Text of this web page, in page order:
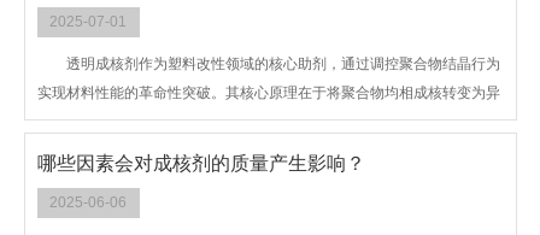
2025-07-01
透明成核剂作为塑料改性领域的核心助剂，通过调控聚合物结晶行为
实现材料性能的革命性突破。其核心原理在于将聚合物均相成核转变为异
相成核，从而重构晶体生长路径，这一过程涉及结晶动力学、晶体形态学
及热力学等多维度协同作用。
哪些因素会对成核剂的质量产生影响？
2025-06-06